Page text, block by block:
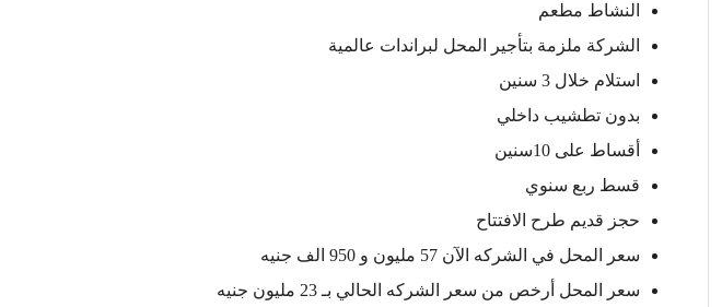
النشاط مطعم
الشركة ملزمة بتأجير المحل لبراندات عالمية
استلام خلال 3 سنين
بدون تطشيب داخلي
أقساط على 10سنين
قسط ربع سنوي
حجز قديم طرح الافتتاح
سعر المحل في الشركه الآن 57 مليون و 950 الف جنيه
سعر المحل أرخص من سعر الشركه الحالي بـ 23 مليون جنيه